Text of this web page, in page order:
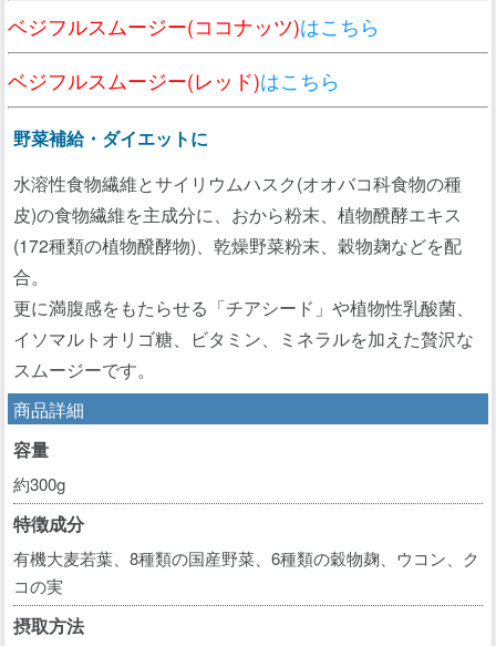
ベジフルスムージー(ココナッツ)はこちら
ベジフルスムージー(レッド)はこちら
野菜補給・ダイエットに
水溶性食物繊維とサイリウムハスク(オオバコ科食物の種
皮)の食物繊維を主成分に、おから粉末、植物醗酵エキス
(172種類の植物醗酵物)、乾燥野菜粉末、穀物麹などを配
合。
更に満腹感をもたらせる「チアシード」や植物性乳酸菌、
イソマルトオリゴ糖、ビタミン、ミネラルを加えた贅沢な
スムージーです。
商品詳細
容量
約300g
特徴成分
有機大麦若葉、8種類の国産野菜、6種類の穀物麹、ウコン、ク
コの実
摂取方法